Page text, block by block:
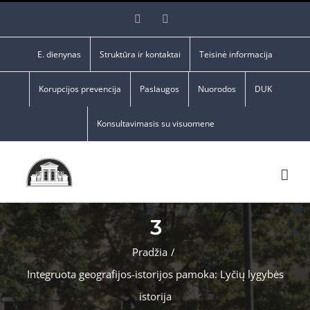
Facebook
E. dienynas Struktūra ir kontaktai Teisinė informacija
Korupcijos prevencija Paslaugos Nuorodos DUK
Konsultavimasis su visuomene
3
Pradžia /
Integruota geografijos-istorijos pamoka: Lyčių lygybės
istorija